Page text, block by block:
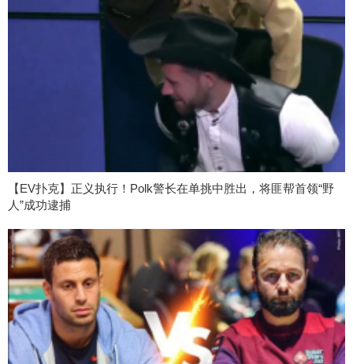
【EV扑克】正义执行！Polk警长在单挑中胜出，将匪帮首领“野
人”成功逮捕